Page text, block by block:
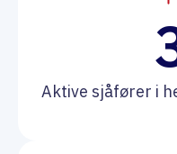
Aktive sjåfører i